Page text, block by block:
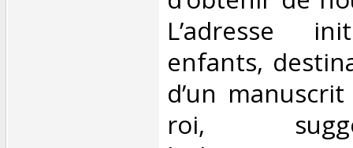
L’adresse
enfants,
d’un
roi,